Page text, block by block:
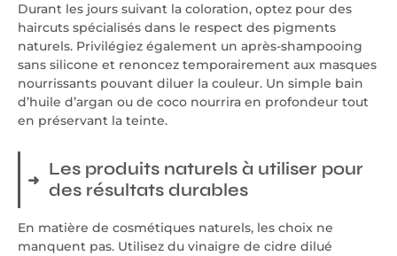
Durant les jours suivant la coloration, optez pour des
haircuts spécialisés dans le respect des pigments
naturels. Privilégiez également un après-shampooing
sans silicone et renoncez temporairement aux masques
nourrissants pouvant diluer la couleur. Un simple bain
d’huile d’argan ou de coco nourrira en profondeur tout
en préservant la teinte.
Les produits naturels à utiliser pour
des résultats durables
En matière de cosmétiques naturels, les choix ne
manquent pas. Utilisez du vinaigre de cidre dilué